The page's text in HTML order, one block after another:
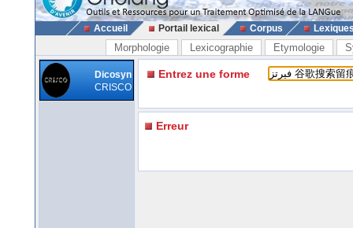
Accueil Portail lexical Corpus
Morphologie Lexicographie Etymologie
Dicosyn
CRISCO
Entrez une forme
Erreur